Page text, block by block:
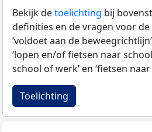
Bekijk detoelichting bij
definities en de vragen voor
‘voldoet aan de
‘lopen en/of fietsen naar
school of werk’ en ‘fietsen
Toelichting